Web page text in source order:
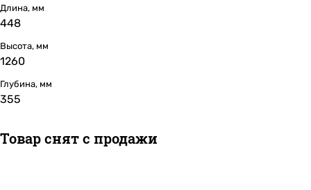
Длина, мм
448
Высота, мм
1260
Глубина, мм
355
Товар снят с продажи